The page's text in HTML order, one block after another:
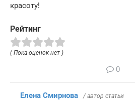
красоту!
Рейтинг
( Пока оценок нет )
0
Елена Смирнова / автор статьи